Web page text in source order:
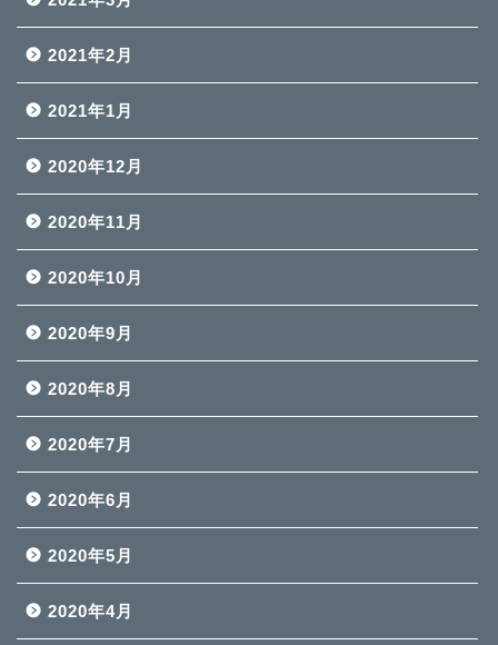
2021年2月
2021年1月
2020年12月
2020年11月
2020年10月
2020年9月
2020年8月
2020年7月
2020年6月
2020年5月
2020年4月